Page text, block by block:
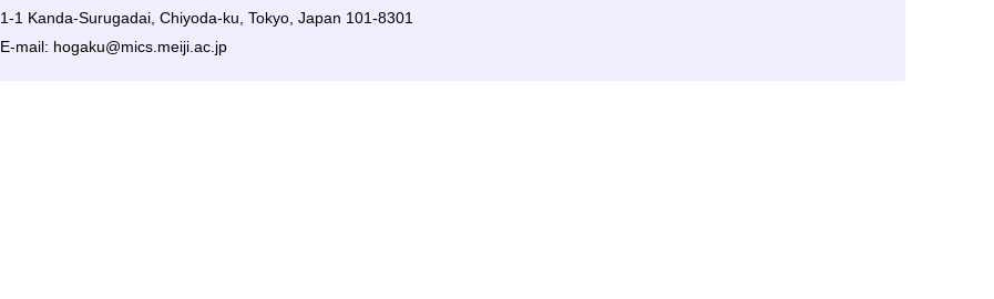
1-1 Kanda-Surugadai, Chiyoda-ku, Tokyo, Japan 101-8301
E-mail: hogaku@mics.meiji.ac.jp